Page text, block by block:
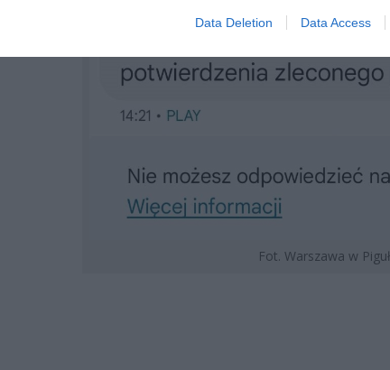
Data Deletion Data Access
Fot. Warszawa w